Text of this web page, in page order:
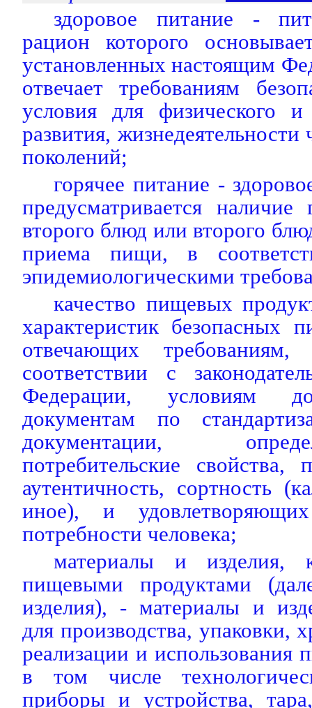
здоровое питание -
рацион которого
установленных настоящим
отвечает требованиям
условия для физического и
развития,
поколений;
горячее питание -
предусматривается
второго блюд или второго
приема пищи, в
эпидемиологическими
качество пищевых
характеристик безопасных
отвечающих
соответствии с
Федерации, условиям
документам по
документации,
потребительские свойства,
аутентичность, сортность
иное), и удовлетворяющих
потребности человека;
материалы и изделия,
пищевыми продуктами
изделия), - материалы и
для производства, упаковки,
реализации и использования
в том числе
приборы и устройства,